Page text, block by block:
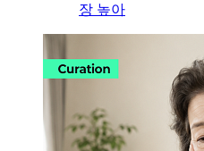
장 높아